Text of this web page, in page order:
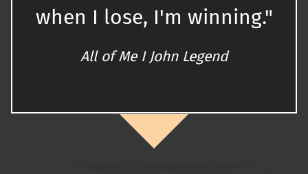
when I lose, I'm winning."
All of Me I John Legend